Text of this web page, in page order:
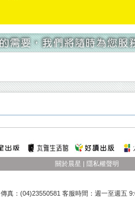
關於晨星 | 隱私權聲明
傳真：(04)23550581 客服時間：週一至週五